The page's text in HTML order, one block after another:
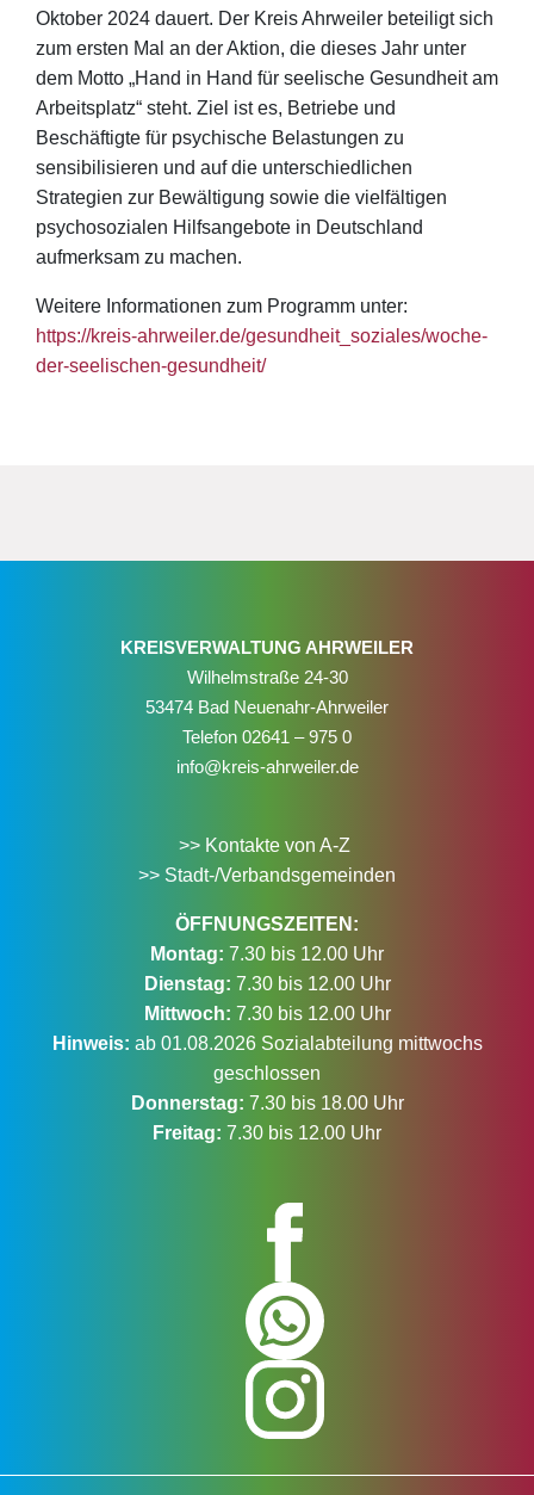
Oktober 2024 dauert. Der Kreis Ahrweiler beteiligt sich
zum ersten Mal an der Aktion, die dieses Jahr unter
dem Motto „Hand in Hand für seelische Gesundheit am
Arbeitsplatz“ steht. Ziel ist es, Betriebe und
Beschäftigte für psychische Belastungen zu
sensibilisieren und auf die unterschiedlichen
Strategien zur Bewältigung sowie die vielfältigen
psychosozialen Hilfsangebote in Deutschland
aufmerksam zu machen.
Weitere Informationen zum Programm unter:
https://kreis-ahrweiler.de/gesundheit_soziales/woche-
der-seelischen-gesundheit/
KREISVERWALTUNG AHRWEILER
Wilhelmstraße 24-30
53474 Bad Neuenahr-Ahrweiler
Telefon 02641 – 975 0
info@kreis-ahrweiler.de
>> Kontakte von A-Z
>> Stadt-/Verbandsgemeinden
ÖFFNUNGSZEITEN:
Montag: 7.30 bis 12.00 Uhr
Dienstag: 7.30 bis 12.00 Uhr
Mittwoch: 7.30 bis 12.00 Uhr
Hinweis: ab 01.08.2026 Sozialabteilung mittwochs
geschlossen
Donnerstag: 7.30 bis 18.00 Uhr
Freitag: 7.30 bis 12.00 Uhr